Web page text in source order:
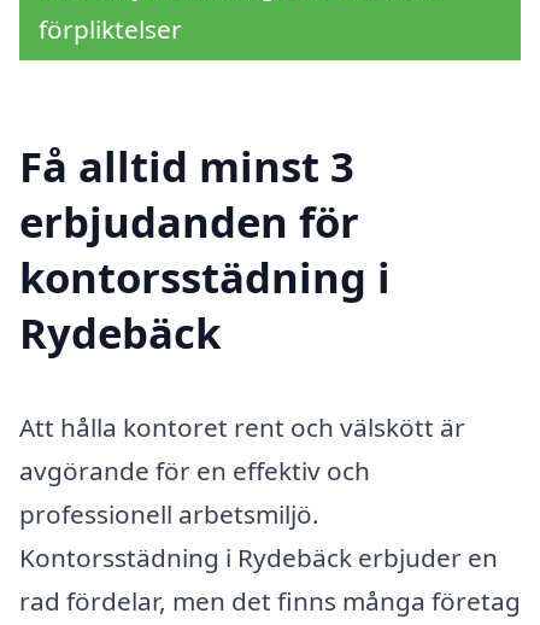
förpliktelser
Få alltid minst 3
erbjudanden för
kontorsstädning i
Rydebäck
Att hålla kontoret rent och välskött är
avgörande för en effektiv och
professionell arbetsmiljö.
Kontorsstädning i Rydebäck erbjuder en
rad fördelar, men det finns många företag